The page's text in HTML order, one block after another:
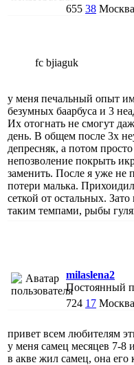
655 38 Москва
fc bjiaguk
у меня печальный опыт
безумных баарбуса и 3
Их отогнать не смогут
день. В общем после 3х
депресняк, а потом
непозволение покрыть
заменить. После я уже не
потери малька.
сеткой от остальных.
таким темпами, рыбы
milaslena2
Постоянный
724 17 Москва
привет всем любителям
у меня самец месяцев 7-8
в акве жил самец, она его